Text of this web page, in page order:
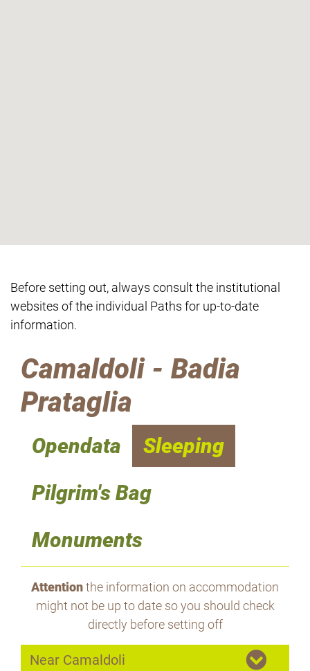
Before setting out, always consult the institutional
websites of the individual Paths for up-to-date
information.
Camaldoli - Badia
Prataglia
Opendata
Sleeping
Pilgrim's Bag
Monuments
Attentionthe information on accommodation
might not be up to date so you should check
directly before setting off
Near Camaldoli